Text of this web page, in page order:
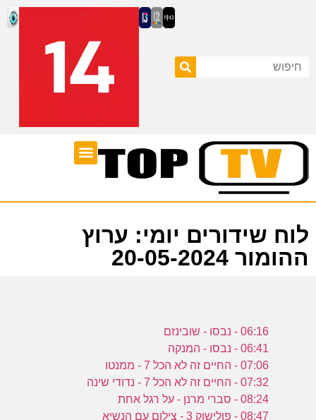
לוח שידורים יומי: ערוץ
ההומור 20-05-2024
06:16 - נבסו - שובינזם
06:41 - נבסו - המנקה
07:06 - החיים זה לא הכל 7 - ממנטו
07:32 - החיים זה לא הכל 7 - נדודי שינה
08:24 - סברי מרנן - על רגל אחת
08:47 - פולישוק 3 - צילום עם הנשיא